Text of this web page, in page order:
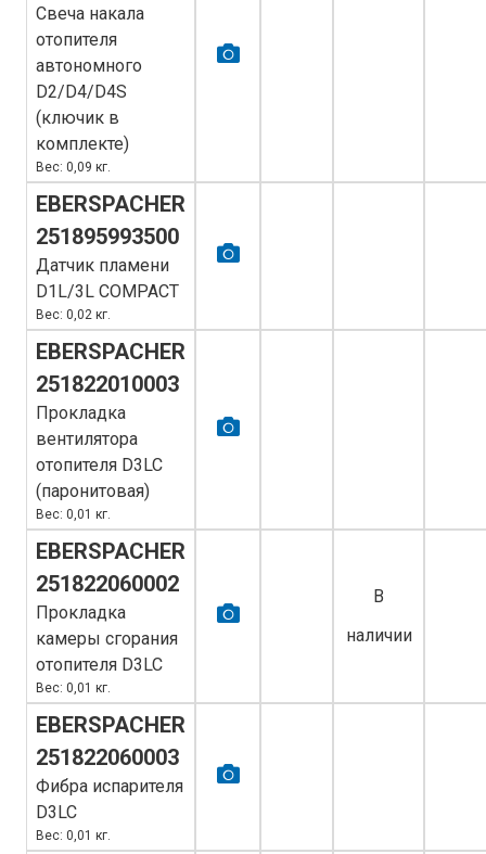
Свеча накала
отопителя
автономного
D2/D4/D4S
(ключик в
комплекте)
Вес: 0,09 кг.
EBERSPACHER
251895993500
Датчик пламени
D1L/3L COMPACT
Вес: 0,02 кг.
EBERSPACHER
251822010003
Прокладка
вентилятора
отопителя D3LC
(паронитовая)
Вес: 0,01 кг.
EBERSPACHER
251822060002
Прокладка
камеры сгорания
отопителя D3LC
Вес: 0,01 кг.
В
наличии
EBERSPACHER
251822060003
Фибра испарителя
D3LC
Вес: 0,01 кг.